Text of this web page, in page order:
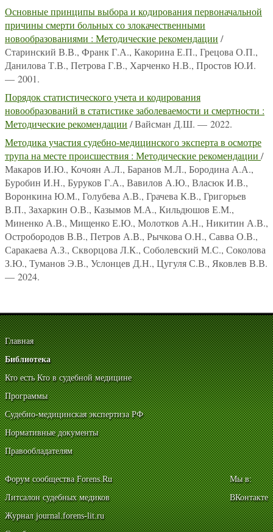
Основные принципы выбора и кодирования первоначальной
причины смерти больных со злокачественными
новообразованиями : Методические рекомендации /
Старинский В.В., Франк Г.А., Какорина Е.П., Грецова О.П.,
Данилова Т.В., Петрова Г.В., Харченко Н.В., Простов Ю.И.
— 2001.
Порядок статистического учета и кодирования
новообразований в статистике заболеваемости и смертности :
Методические рекомендации / Вайсман Д.Ш. — 2022.
Методика участия судебно-медицинского эксперта в осмотре
трупа на месте происшествия : Методические рекомендации /
Макаров И.Ю., Кочоян А.Л., Баранов М.Л., Бородина А.А.,
Буробин И.Н., Буруков Г.А., Вавилов А.Ю., Власюк И.В.,
Воронкина Ю.М., Голубева А.В., Грачева К.В., Григорьев
В.П., Захаркин О.В., Казымов М.А., Кильдюшов Е.М.,
Миненко А.В., Мищенко Е.Ю., Молотков А.Н., Никитин А.В.,
Остробородов В.В., Петров А.В., Рычкова О.Н., Савва О.В.,
Саракаева А.З., Скворцова Л.К., Соболевский М.С., Соколова
З.Ю., Туманов Э.В., Услонцев Д.Н., Цугуля С.В., Яковлев В.В.
— 2024.
Главная
Библиотека
Кто есть Кто в судебной медицине
Программы
Судебно-медицинская экспертиза РФ
Нормативные документы
Правообладателям
Форум сообщества Forens.Ru
Литсалон судебных медиков
Журнал journal.forens-lit.ru
Мы в:
ВКонтакте